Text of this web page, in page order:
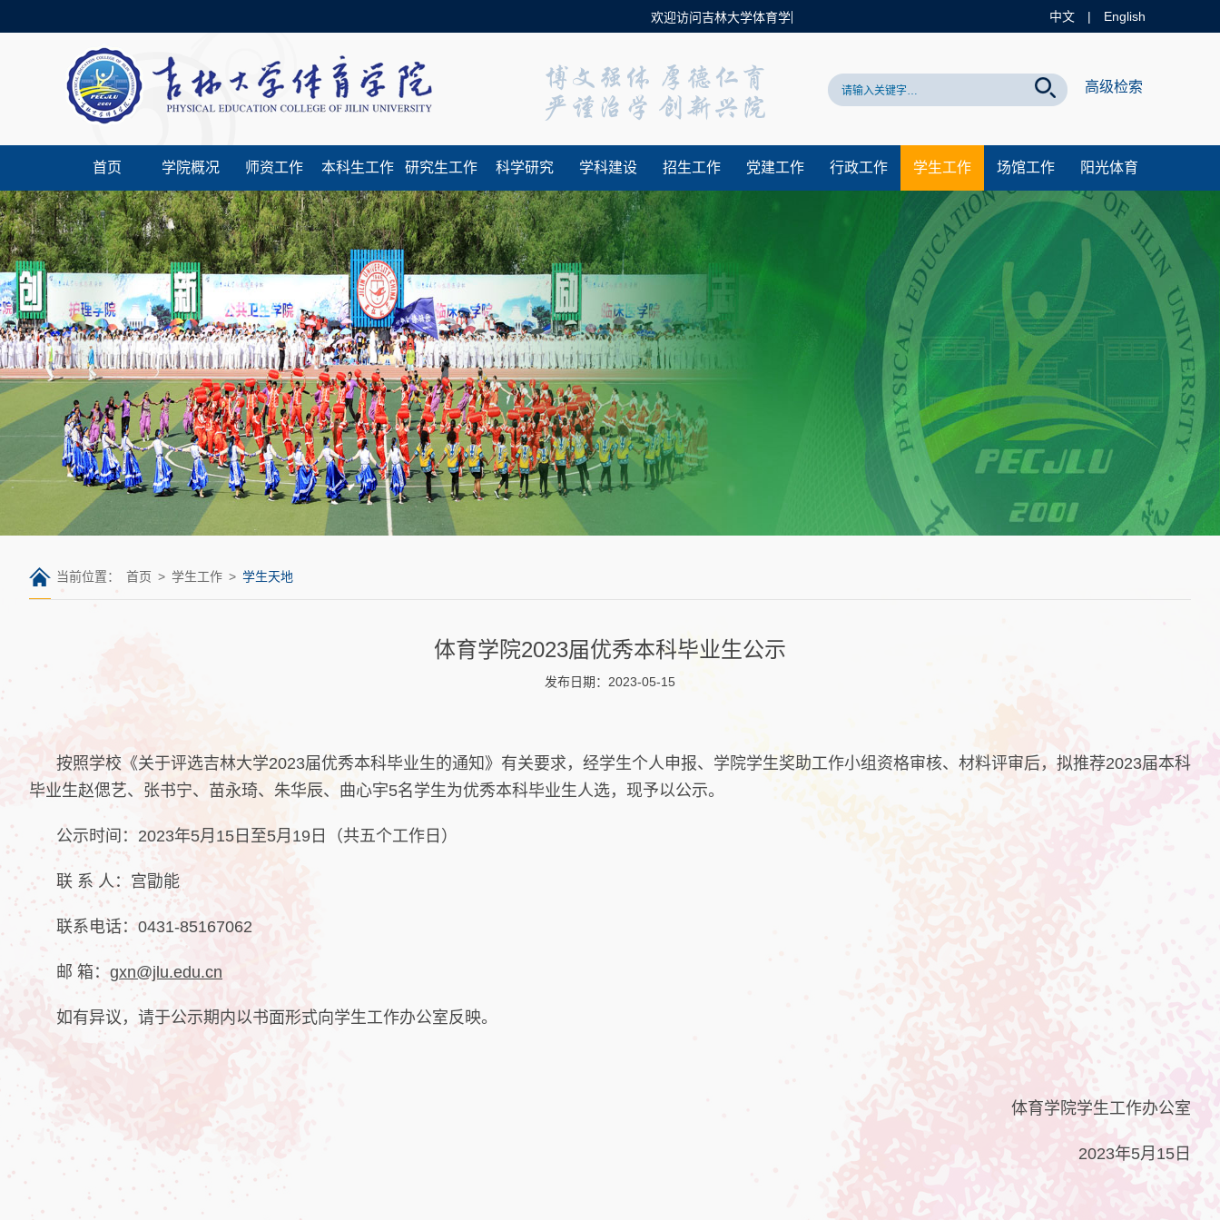
欢迎访问吉林大学体育学院官方网站！ 中文 | English
高级检索
首页 学院概况 师资工作 本科生工作 研究生工作 科学研究 学科建设 招生工作 党建工作 行政工作 学生工作 场馆工作 阳光体育
当前位置： 首页 > 学生工作 > 学生天地
体育学院2023届优秀本科毕业生公示
发布日期：2023-05-15
按照学校《关于评选吉林大学2023届优秀本科毕业生的通知》有关要求，经学生个人申报、学院学生奖助工作小组资格审核、材料评审后，拟推荐2023届本科
毕业生赵偲艺、张书宁、苗永琦、朱华辰、曲心宇5名学生为优秀本科毕业生人选，现予以公示。
公示时间：2023年5月15日至5月19日（共五个工作日）
联 系 人：宫勖能
联系电话：0431-85167062
邮 箱： gxn@jlu.edu.cn
如有异议，请于公示期内以书面形式向学生工作办公室反映。
体育学院学生工作办公室
2023年5月15日